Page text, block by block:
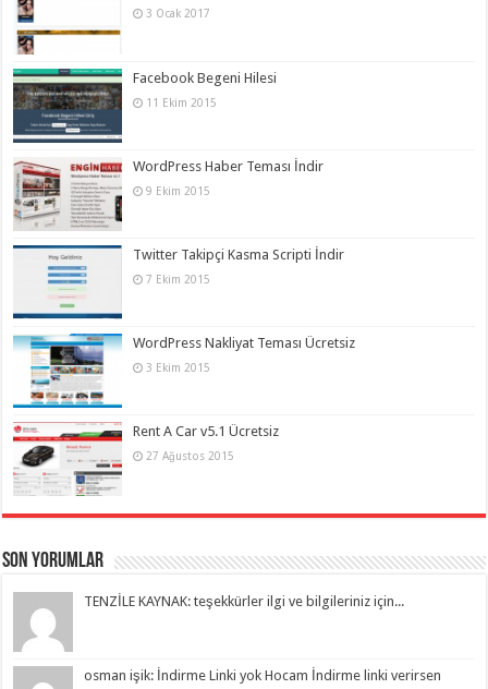
3 Ocak 2017
Facebook Begeni Hilesi
11 Ekim 2015
WordPress Haber Teması İndir
9 Ekim 2015
Twitter Takipçi Kasma Scripti İndir
7 Ekim 2015
WordPress Nakliyat Teması Ücretsiz
3 Ekim 2015
Rent A Car v5.1 Ücretsiz
27 Ağustos 2015
Son Yorumlar
TENZİLE KAYNAK: teşekkürler ilgi ve bilgileriniz için...
osman işik: İndirme Linki yok Hocam İndirme linki verirsen